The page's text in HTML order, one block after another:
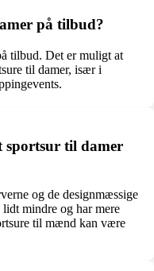
på tilbud?
tilbud. Det er muligt at
til damer, især i
sportsur til damer
og de designmæssige
mindre og har mere
til mænd kan være